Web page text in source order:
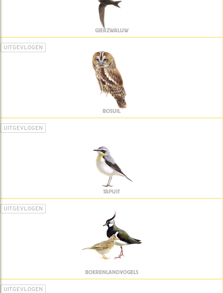
GIERZWALUW
UITGEVLOGEN
BOSUIL
UITGEVLOGEN
TAPUIT
UITGEVLOGEN
BOERENLANDVOGELS
UITGEVLOGEN